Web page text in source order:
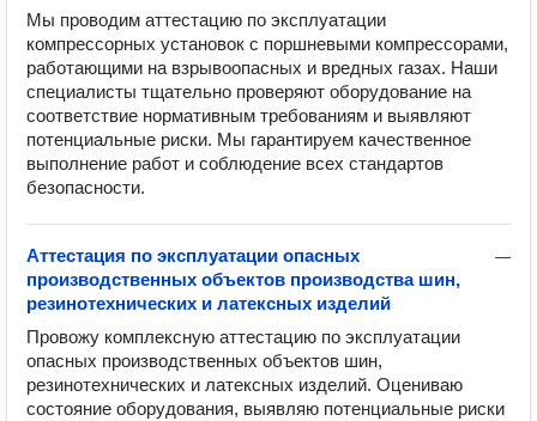
Мы проводим аттестацию по эксплуатации
компрессорных установок с поршневыми компрессорами,
работающими на взрывоопасных и вредных газах. Наши
специалисты тщательно проверяют оборудование на
соответствие нормативным требованиям и выявляют
потенциальные риски. Мы гарантируем качественное
выполнение работ и соблюдение всех стандартов
безопасности.
—
Аттестация по эксплуатации опасных
производственных объектов производства шин,
резинотехнических и латексных изделий
Провожу комплексную аттестацию по эксплуатации
опасных производственных объектов шин,
резинотехнических и латексных изделий. Оцениваю
состояние оборудования, выявляю потенциальные риски